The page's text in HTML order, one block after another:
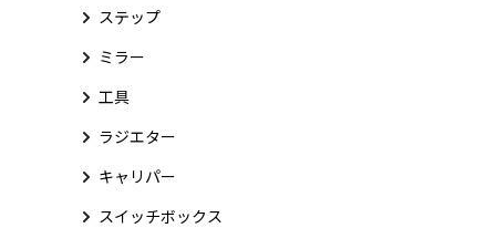
ステップ
ミラー
工具
ラジエター
キャリパー
スイッチボックス